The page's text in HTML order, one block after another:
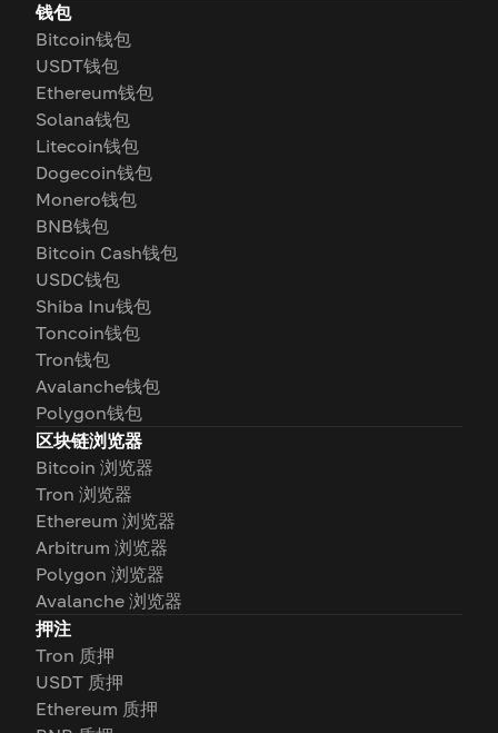
钱包
Bitcoin钱包
USDT钱包
Ethereum钱包
Solana钱包
Litecoin钱包
Dogecoin钱包
Monero钱包
BNB钱包
Bitcoin Cash钱包
USDC钱包
Shiba Inu钱包
Toncoin钱包
Tron钱包
Avalanche钱包
Polygon钱包
区块链浏览器
Bitcoin 浏览器
Tron 浏览器
Ethereum 浏览器
Arbitrum 浏览器
Polygon 浏览器
Avalanche 浏览器
押注
Tron 质押
USDT 质押
Ethereum 质押